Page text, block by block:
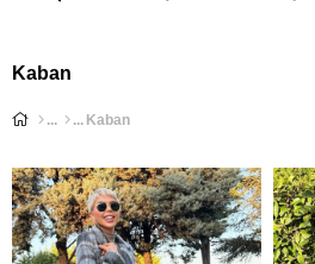
Kaban
Kaban